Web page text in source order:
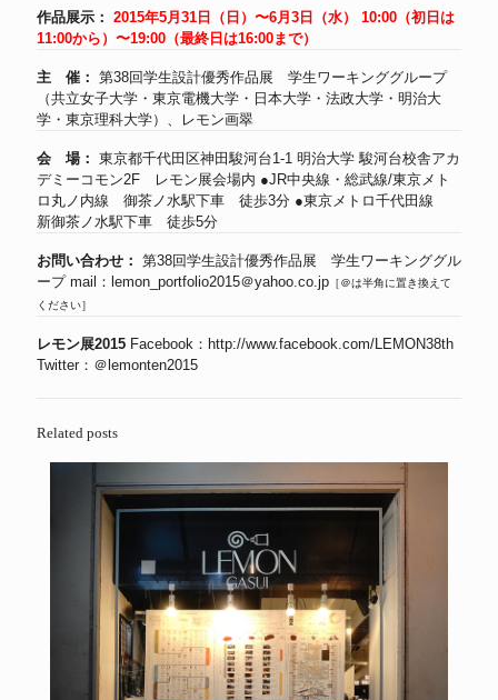
作品展示： 2015年5月31日（日）〜6月3日（水） 10:00（初日は
11:00から）〜19:00（最終日は16:00まで）
主 催： 第38回学生設計優秀作品展 学生ワーキンググループ
（共立女子大学・東京電機大学・日本大学・法政大学・明治大
学・東京理科大学）、レモン画翠
会 場： 東京都千代田区神田駿河台1-1 明治大学 駿河台校舎アカ
デミーコモン2F レモン展会場内 ●JR中央線・総武線/東京メト
ロ丸ノ内線 御茶ノ水駅下車 徒歩3分 ●東京メトロ千代田線
新御茶ノ水駅下車 徒歩5分
お問い合わせ： 第38回学生設計優秀作品展 学生ワーキンググル
ープ mail：lemon_portfolio2015＠yahoo.co.jp ［＠は半角に置き換えて
ください］
レモン展2015 Facebook： http://www.facebook.com/LEMON38th
Twitter：＠lemonten2015
Related posts